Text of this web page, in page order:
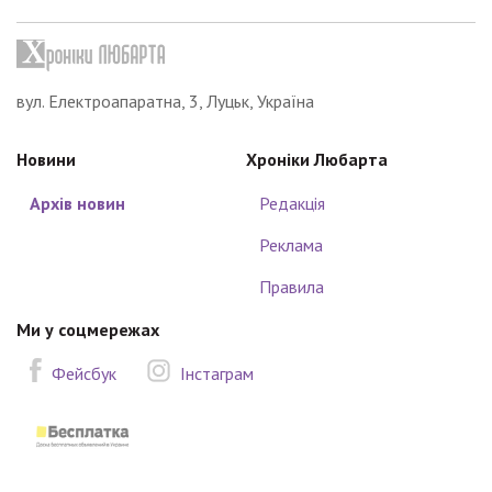
вул. Електроапаратна, 3, Луцьк, Україна
Новини
Архів новин
Хроніки Любарта
Редакція
Реклама
Правила
Ми у соцмережах
Фейсбук
Інстаграм